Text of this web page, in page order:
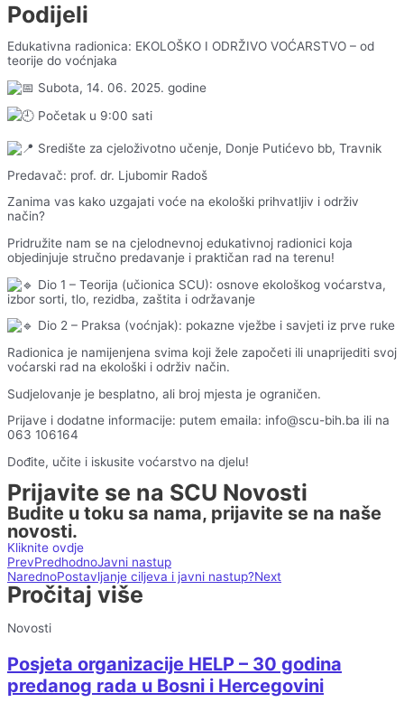
Podijeli
Edukativna radionica: EKOLOŠKO I ODRŽIVO VOĆARSTVO – od
teorije do voćnjaka
Subota, 14. 06. 2025. godine
Početak u 9:00 sati
Središte za cjeloživotno učenje, Donje Putićevo bb, Travnik
Predavač: prof. dr. Ljubomir Radoš
Zanima vas kako uzgajati voće na ekološki prihvatljiv i održiv
način?
Pridružite nam se na cjelodnevnoj edukativnoj radionici koja
objedinjuje stručno predavanje i praktičan rad na terenu!
Dio 1 – Teorija (učionica SCU): osnove ekološkog voćarstva,
izbor sorti, tlo, rezidba, zaštita i održavanje
Dio 2 – Praksa (voćnjak): pokazne vježbe i savjeti iz prve ruke
Radionica je namijenjena svima koji žele započeti ili unaprijediti svoj
voćarski rad na ekološki i održiv način.
Sudjelovanje je besplatno, ali broj mjesta je ograničen.
Prijave i dodatne informacije: putem emaila: info@scu-bih.ba ili na
063 106164
Dođite, učite i iskusite voćarstvo na djelu!
Prijavite se na SCU Novosti
Budite u toku sa nama, prijavite se na naše
novosti.
Kliknite ovdje
PrevPredhodnoJavni nastup
NarednoPostavljanje ciljeva i javni nastup?Next
Pročitaj više
Novosti
Posjeta organizacije HELP – 30 godina
predanog rada u Bosni i Hercegovini